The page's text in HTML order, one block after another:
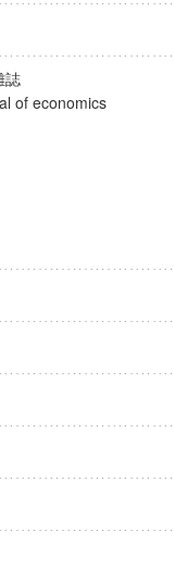
誌
of economics